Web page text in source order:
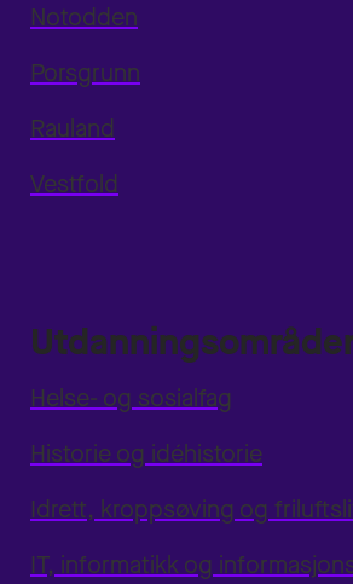
Notodden
Porsgrunn
Rauland
Vestfold
Helse- og sosialfag
Historie og idéhistorie
Idrett, kroppsøving og
IT, informatikk og